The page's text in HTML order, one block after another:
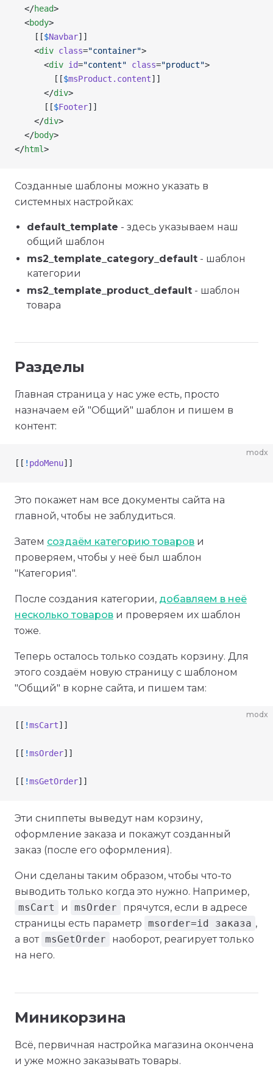
  </
head>
  <
body>
    [[
$Navbar]]
    <
div class="container">
      <
div id="content" class="product">
        [[
$msProduct.content]]
      </
div>
      [[
$Footer]]
    </
div>
  </
body>
</html>
Созданные шаблоны можно указать в
системных настройках:
default_template - здесь указываем наш
общий шаблон
ms2_template_category_default - шаблон
категории
ms2_template_product_default - шаблон
товара
Разделы
Главная страница у нас уже есть, просто
назначаем ей "Общий" шаблон и пишем в
контент:
modx
[[ ! pdoMenu]]
Это покажет нам все документы сайта на
главной, чтобы не заблудиться.
Затем создаём категорию товаров и
проверяем, чтобы у неё был шаблон
"Категория".
После создания категории, добавляем в неё
несколько товаров и проверяем их шаблон
тоже.
Теперь осталось только создать корзину. Для
этого создаём новую страницу с шаблоном
"Общий" в корне сайта, и пишем там:
modx
[[ !msCart]]
[[ !msOrder]]
[[ !msGetOrder]]
Эти сниппеты выведут нам корзину,
оформление заказа и покажут созданный
заказ (после его оформления).
Они сделаны таким образом, чтобы что-то
выводить только когда это нужно. Например,
msCart
и msOrder
прячутся, если в адресе
страницы есть параметр msorder=id заказа ,
а вот msGetOrder
наоборот, реагирует только
на него.
Миникорзина
Всё, первичная настройка магазина окончена
и уже можно заказывать товары.